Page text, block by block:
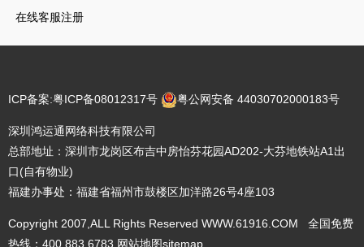
在线客服注册
ICP备案:粤ICP备08012317号 粤公网安备 44030702000183号
深圳鸿运通网络科技有限公司
总部地址：深圳市龙岗区布吉中房怡芬花园AD202-大芬地铁站A1出
口(自有物业)
福建办事处：福建省福州市鼓楼区加洋路26号4座103
Copyright 2007,ALL Rights Reserved WWW.61916.COM 全国免费
热线：400 883 6783 网站地图sitemap